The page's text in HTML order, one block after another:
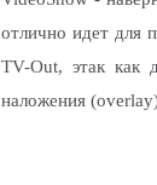
отлично идет для
TV-Out, этак как
наложения